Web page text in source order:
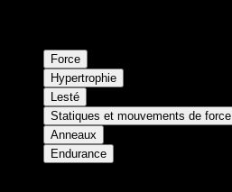
Force
Hypertrophie
Lesté
Statiques et mouvements de force
Anneaux
Endurance